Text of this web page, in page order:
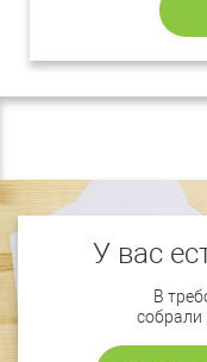
У вас
В
собрали